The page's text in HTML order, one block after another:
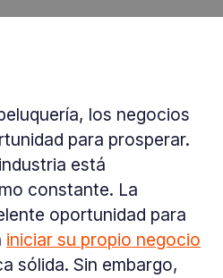
los negocios
para prosperar.
está
constante. La
oportunidad para
iniciar su propio negocio
sólida. Sin embargo,